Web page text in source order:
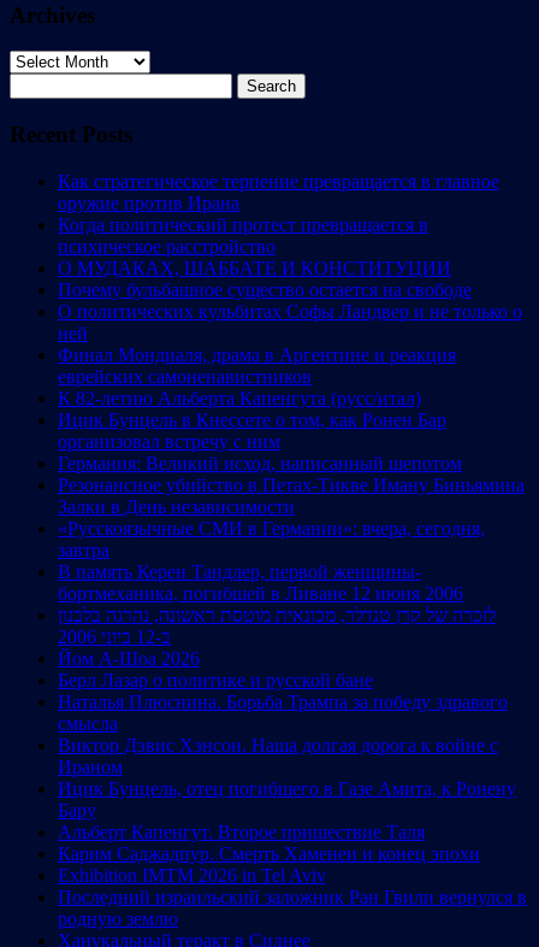
Archives
Archives
for:
Recent Posts
Как стратегическое терпение превращается в главное
оружие против Ирана
Когда политический протест превращается в
психическое расстройство
О МУДАКАХ, ШАББАТЕ И КОНСТИТУЦИИ
Почему бульбашное существо остается на свободе
О политических кульбитах Софы Ландвер и не только о
ней
Финал Мондиаля, драма в Аргентине и реакция
еврейских самоненавистников
К 82-летию Альберта Капенгута (русс/итал)
Ицик Бунцель в Кнессете о том, как Ронен Бар
организовал встречу с ним
Германия: Великий исход, написанный шепотом
Резонансное убийство в Петах-Тикве Иману Биньямина
Залки в День независимости
«Русскоязычные СМИ в Германии»: вчера, сегодня,
завтра
В память Керен Тандлер, первой женщины-
бортмеханика, погибшей в Ливане 12 июня 2006
לזכרה של קרן טנדלר, מכונאית מוטסת ראשונה, נהרגה בלבנון
ב-12 ביוני 2006
Йом А-Шоа 2026
Берл Лазар о политике и русской бане
Наталья Плюснина. Борьба Трампа за победу здравого
смысла
Виктор Дэвис Хэнсон. Наша долгая дорога к войне с
Ираном
Ицик Бунцель, отец погибшего в Газе Амита, к Ронену
Бару
Альберт Капенгут. Второе пришествие Таля
Карим Саджадпур. Смерть Хаменеи и конец эпохи
Exhibition IMTM 2026 in Tel Aviv
Последний израильский заложник Ран Гвили вернулся в
родную землю
Ханукальный теракт в Сиднее